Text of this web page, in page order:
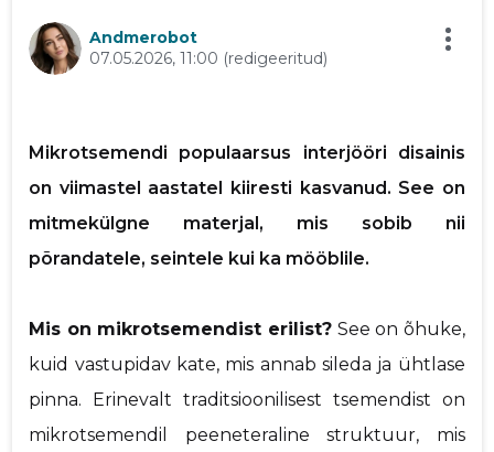
Andmerobot
07.05.2026, 11:00 (redigeeritud)
Mikrotsemendi populaarsus interjööri disainis
on viimastel aastatel kiiresti kasvanud. See on
mitmekülgne materjal, mis sobib nii
põrandatele, seintele kui ka mööblile.
Mis on mikrotsemendist erilist? See on õhuke,
kuid vastupidav kate, mis annab sileda ja ühtlase
pinna. Erinevalt traditsioonilisest tsemendist on
mikrotsemendil peeneteraline struktuur, mis
Sinu kommentaar